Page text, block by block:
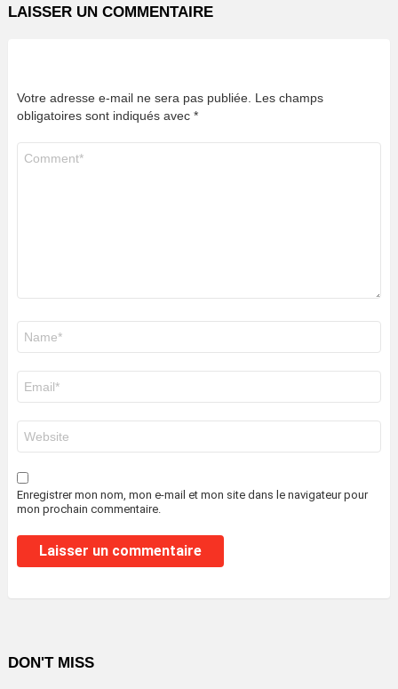
LAISSER UN COMMENTAIRE
Votre adresse e-mail ne sera pas publiée. Les champs
obligatoires sont indiqués avec *
mail
*
web
Enregistrer mon nom, mon e-mail et mon site dans le navigateur pour
mon prochain commentaire.
DON'T MISS